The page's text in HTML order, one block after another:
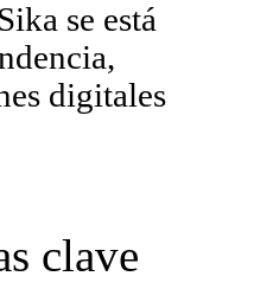
se está
digitales
clave